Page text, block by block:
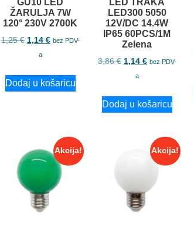
ŽARULJA 7W
120° 230V 2700K
1,25€ 1,14 € bez PDV-
a
Dodaj u košaricu
LED300 5050
12V/DC 14.4W
IP65 60PCS/1M
Zelena
3,86€ 1,14 € bez PDV-
a
Dodaj u košaricu
Akcija! Akcija!